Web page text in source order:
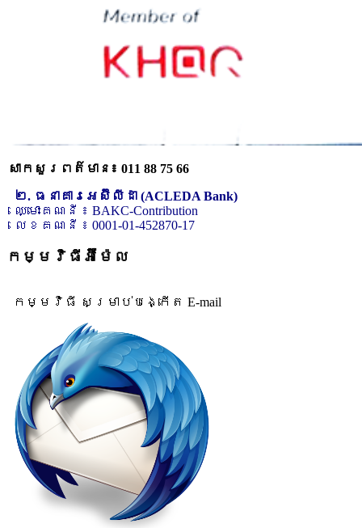
សាកសួរពត៌មាន៖ 011 88 75 66
២. ធនាគារអេស៊ីលីដា (ACLEDA Bank)
ឈ្មោះគណនី ៖ BAKC-Contribution
លេខគណនី ៖ 0001-01-452870-17
កម្មវិធីអ៊ីម៉ែល
កម្មវិធី សម្រាប់បង្កើត E-mail